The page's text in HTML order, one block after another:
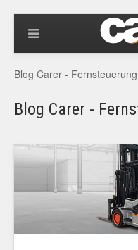
Blog Carer - Fernsteuerung
Blog Carer -